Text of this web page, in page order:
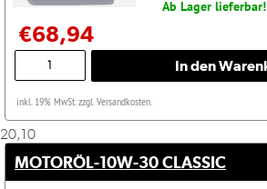
Ab Lager lieferbar!
€68,94
inkl. 19% MwSt. zzgl. Versandkosten.
20,10
MOTORÖL-10W-30 CLASSIC